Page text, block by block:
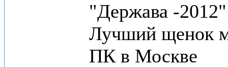
"Держава -2012"
Лучший щенок
ПК в Москве